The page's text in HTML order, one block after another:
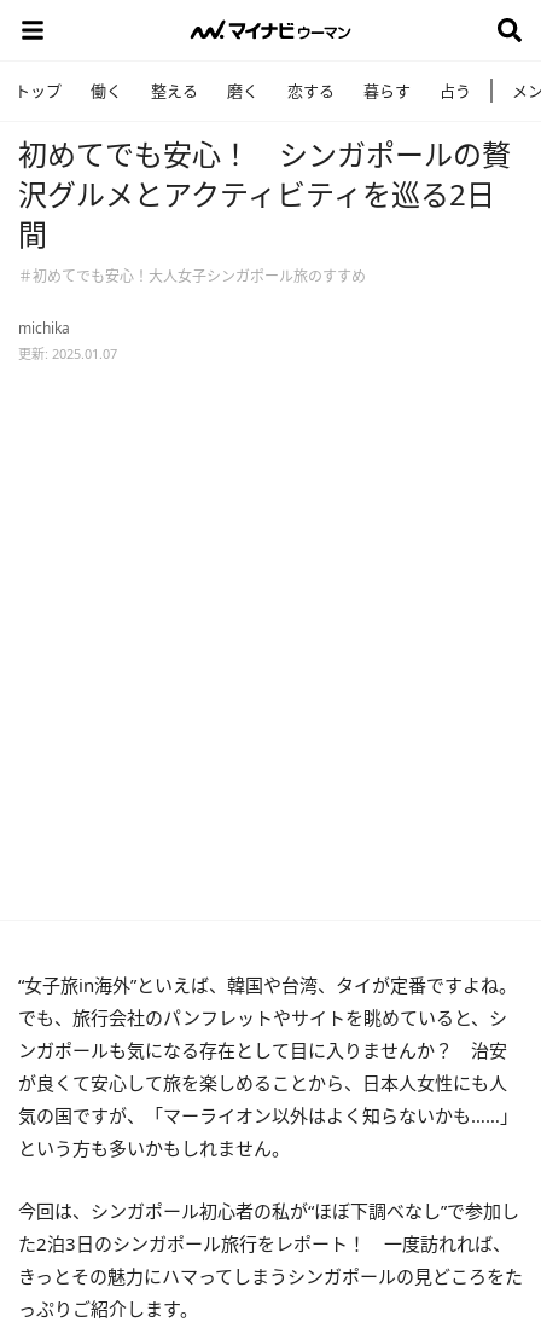
トップ 働く 整える 磨く 恋する 暮らす 占う メ
初めてでも安心！ シンガポールの贅
沢グルメとアクティビティを巡る2日
間
＃初めてでも安心！大人女子シンガポール旅のすすめ
michika
更新: 2025.01.07
“女子旅in海外”といえば、韓国や台湾、タイが定番ですよね。
でも、旅行会社のパンフレットやサイトを眺めていると、シ
ンガポールも気になる存在として目に入りませんか？ 治安
が良くて安心して旅を楽しめることから、日本人女性にも人
気の国ですが、「マーライオン以外はよく知らないかも……」
という方も多いかもしれません。
今回は、シンガポール初心者の私が“ほぼ下調べなし”で参加し
た2泊3日のシンガポール旅行をレポート！ 一度訪れれば、
きっとその魅力にハマってしまうシンガポールの見どころをた
っぷりご紹介します。